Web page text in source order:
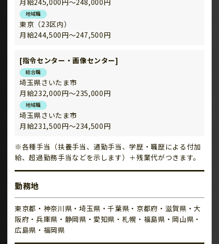
地域職
東京（23区内）
月給244,500円～247,500円
[指令センター・画像センター]
総合職
埼玉県さいたま市
月給232,000円～235,000円
地域職
埼玉県さいたま市
月給231,500円～234,500円
※各種手当（扶養手当、通勤手当、学歴・職歴による付加
給、超過勤務手当などを示します）＋残業代がつきます。
勤務地
東京都・神奈川県・埼玉県・千葉県・京都府・滋賀県・大
阪府・兵庫県・静岡県・愛知県・札幌・福島県・岡山県・
広島県・福岡県